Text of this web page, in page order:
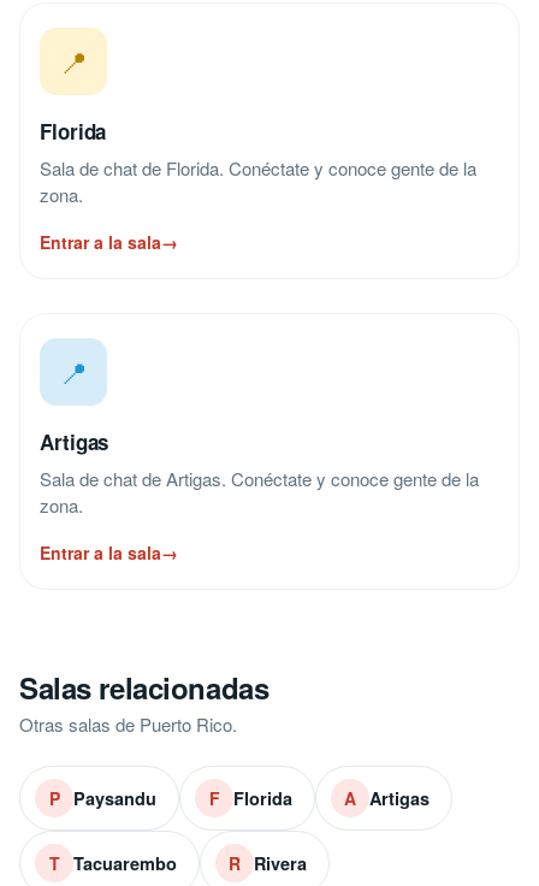
📍
Florida
Sala de chat de Florida. Conéctate y conoce gente de la
zona.
Entrar a la sala→
📍
Artigas
Sala de chat de Artigas. Conéctate y conoce gente de la
zona.
Entrar a la sala→
Salas relacionadas
Otras salas de Puerto Rico.
P Paysandu F Florida A Artigas
T Tacuarembo R Rivera